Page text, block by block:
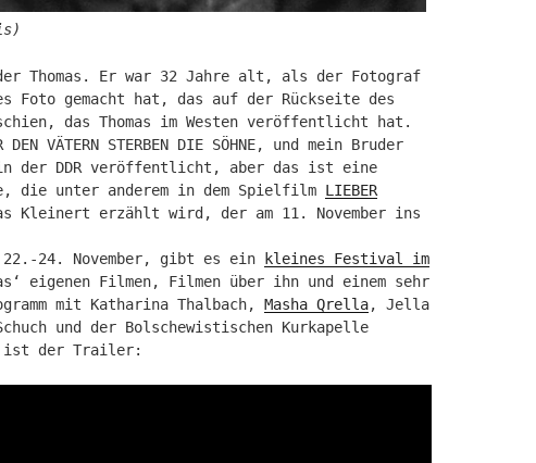
Thomas. Er war 32 Jahre alt, als der Fotograf
Foto gemacht hat, das auf der Rückseite des
das Thomas im Westen veröffentlicht hat.
VÄTERN STERBEN DIE SÖHNE, und mein Bruder
der DDR veröffentlicht, aber das ist eine
die unter anderem in dem Spielfilm LIEBER
Kleinert erzählt wird, der am 11. November ins
22.-24. November, gibt es ein kleines Festival im
eigenen Filmen, Filmen über ihn und einem sehr
mit Katharina Thalbach,Masha Qrella, Jella
und der Bolschewistischen Kurkapelle
ist der Trailer: